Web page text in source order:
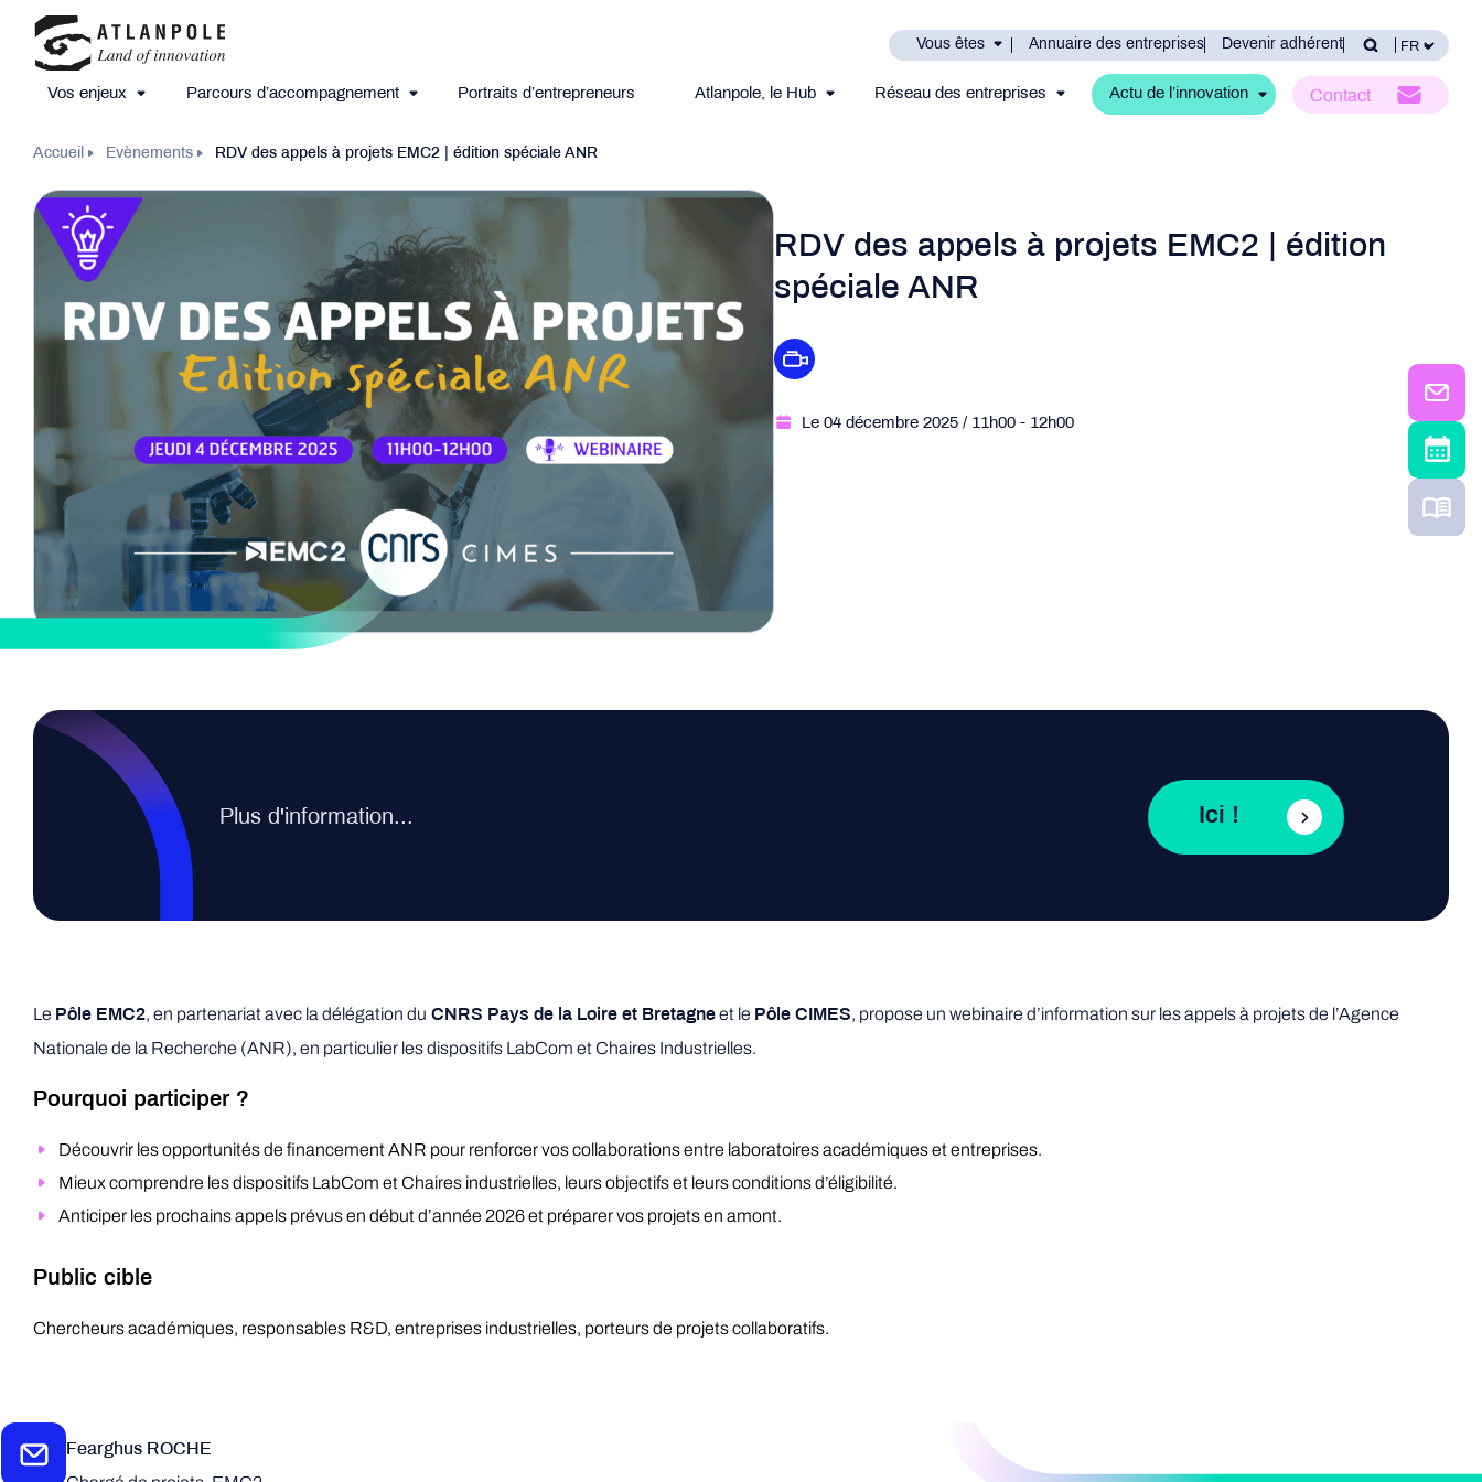
Vous êtes Annuaire des entreprises Devenir adhérent
Vos enjeux Parcours d’accompagnement Portraits d’entrepreneurs Atlanpole, le Hub Réseau des entreprises Actu de l’innovation Contact
Accueil Evènements RDV des appels à projets EMC2 | édition spéciale ANR
RDV des appels à projets EMC2 | édition
spéciale ANR
Le 04 décembre 2025 / 11h00 - 12h00
Plus d'information... Ici !
Le Pôle EMC2, en partenariat avec la délégation du CNRS Pays de la Loire et Bretagne et le Pôle CIMES, propose un webinaire d’information sur les appels à projets de l’Agence
Nationale de la Recherche (ANR), en particulier les dispositifs LabCom et Chaires Industrielles.
Pourquoi participer ?
Découvrir les opportunités de financement ANR pour renforcer vos collaborations entre laboratoires académiques et entreprises.
Mieux comprendre les dispositifs LabCom et Chaires industrielles, leurs objectifs et leurs conditions d’éligibilité.
Anticiper les prochains appels prévus en début d’année 2026 et préparer vos projets en amont.
Public cible
Chercheurs académiques, responsables R&D, entreprises industrielles, porteurs de projets collaboratifs.
Fearghus ROCHE